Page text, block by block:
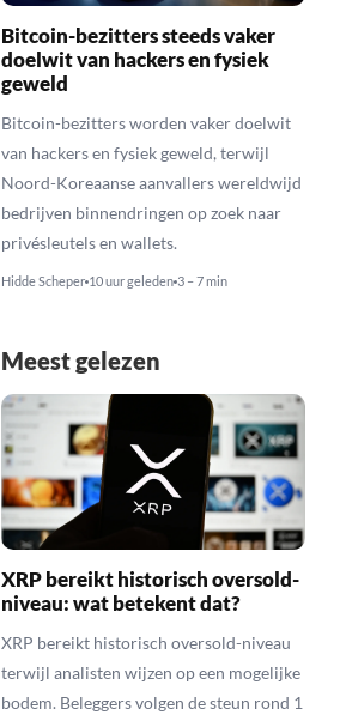
Bitcoin-bezitters steeds vaker
doelwit van hackers en fysiek
geweld
Bitcoin-bezitters worden vaker doelwit
van hackers en fysiek geweld, terwijl
Noord-Koreaanse aanvallers wereldwijd
bedrijven binnendringen op zoek naar
privésleutels en wallets.
Hidde Scheper 10 uur geleden 3 – 7 min
Meest gelezen
XRP bereikt historisch oversold-
niveau: wat betekent dat?
XRP bereikt historisch oversold-niveau
terwijl analisten wijzen op een mogelijke
bodem. Beleggers volgen de steun rond 1